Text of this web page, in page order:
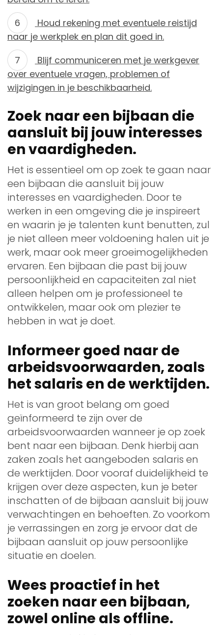
Houd rekening met eventuele reistijd
naar je werkplek en plan dit goed in.
Blijf communiceren met je werkgever
over eventuele vragen, problemen of
wijzigingen in je beschikbaarheid.
Zoek naar een bijbaan die
aansluit bij jouw interesses
en vaardigheden.
Het is essentieel om op zoek te gaan naar
een bijbaan die aansluit bij jouw
interesses en vaardigheden. Door te
werken in een omgeving die je inspireert
en waarin je je talenten kunt benutten, zul
je niet alleen meer voldoening halen uit je
werk, maar ook meer groeimogelijkheden
ervaren. Een bijbaan die past bij jouw
persoonlijkheid en capaciteiten zal niet
alleen helpen om je professioneel te
ontwikkelen, maar ook om plezier te
hebben in wat je doet.
Informeer goed naar de
arbeidsvoorwaarden, zoals
het salaris en de werktijden.
Het is van groot belang om goed
geïnformeerd te zijn over de
arbeidsvoorwaarden wanneer je op zoek
bent naar een bijbaan. Denk hierbij aan
zaken zoals het aangeboden salaris en
de werktijden. Door vooraf duidelijkheid te
krijgen over deze aspecten, kun je beter
inschatten of de bijbaan aansluit bij jouw
verwachtingen en behoeften. Zo voorkom
je verrassingen en zorg je ervoor dat de
bijbaan aansluit op jouw persoonlijke
situatie en doelen.
Wees proactief in het
zoeken naar een bijbaan,
zowel online als offline.